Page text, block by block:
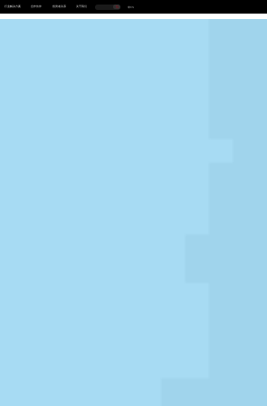
行业解决方案 合作伙伴 投资者关系 关于我们 中EN